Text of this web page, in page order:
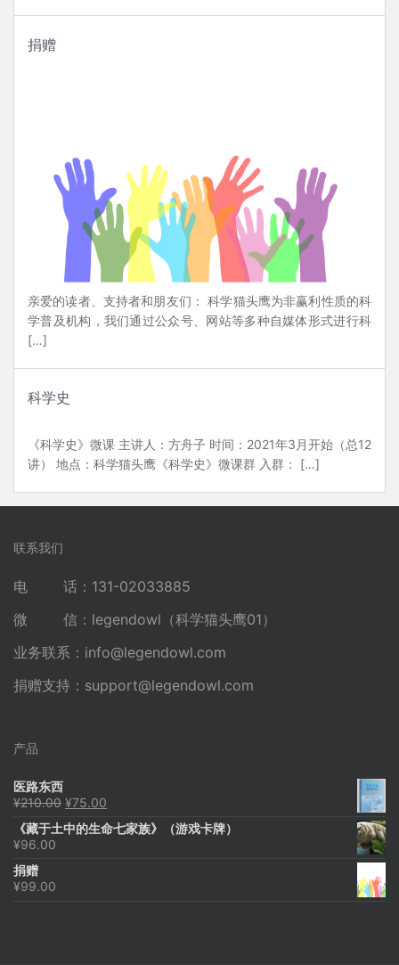
捐赠
亲爱的读者、支持者和朋友们： 科学猫头鹰为非赢利性质的科
学普及机构，我们通过公众号、网站等多种自媒体形式进行科
[…]
科学史
《科学史》微课 主讲人：方舟子 时间：2021年3月开始（总12
讲） 地点：科学猫头鹰《科学史》微课群 入群： […]
联系我们
电 话：131-02033885
微 信：legendowl（科学猫头鹰01）
业务联系： info@legendowl.com
捐赠支持： support@legendowl.com
产品
医路东西
¥210.00 原
为：
¥75.00
价
《藏于土中的生命七家族》（游戏卡牌）
¥96.00
捐赠
¥99.00